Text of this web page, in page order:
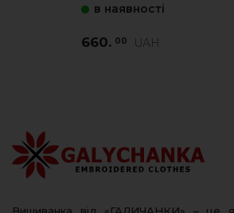
в наявності
660. 00 UAH
Вишиванка від «ГАЛИЧАНКИ» – це